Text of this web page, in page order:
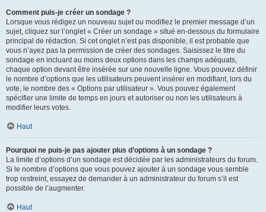
Comment puis-je créer un sondage ?
Lorsque vous rédigez un nouveau sujet ou modifiez le premier message d’un
sujet, cliquez sur l’onglet « Créer un sondage » situé en-dessous du formulaire
principal de rédaction. Si cet onglet n’est pas disponible, il est probable que
vous n’ayez pas la permission de créer des sondages. Saisissez le titre du
sondage en incluant au moins deux options dans les champs adéquats,
chaque option devant être insérée sur une nouvelle ligne. Vous pouvez définir
le nombre d’options que les utilisateurs peuvent insérer en modifiant, lors du
vote, le nombre des « Options par utilisateur ». Vous pouvez également
spécifier une limite de temps en jours et autoriser ou non les utilisateurs à
modifier leurs votes.
Haut
Pourquoi ne puis-je pas ajouter plus d’options à un sondage ?
La limite d’options d’un sondage est décidée par les administrateurs du forum.
Si le nombre d’options que vous pouvez ajouter à un sondage vous semble
trop restreint, essayez de demander à un administrateur du forum s’il est
possible de l’augmenter.
Haut